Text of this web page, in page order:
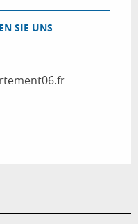
SIE UNS